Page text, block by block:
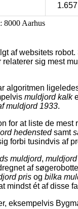
: 8000 Aarhus
af websitets
sig mest
algoritmen
muldjord kalk
muldjord 1933.
for at liste de
hedenstedsamt
forbi tusindvis af
muldjord,
af
pris og bilka
mindst ét af disse
eksempelvis